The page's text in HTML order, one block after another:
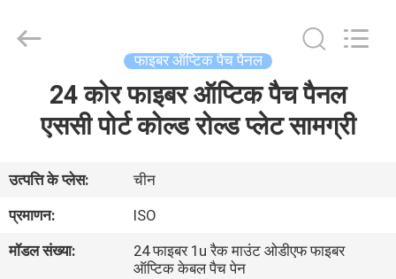
हमारे
बारे
Copyright
Technology
Rights
Reserved.
ECER
फाइबर ऑप्टिक पैच पैनल
24 कोर फाइबर ऑप्टिक पैच पैनल
एससी पोर्ट कोल्ड रोल्ड प्लेट सामग्री
उत्पत्ति के प्लेस:
चीन
प्रमाणन:
ISO
मॉडल संख्या:
24 फाइबर 1u रैक माउंट ओडीएफ फाइबर
ऑप्टिक केबल पैच पेन